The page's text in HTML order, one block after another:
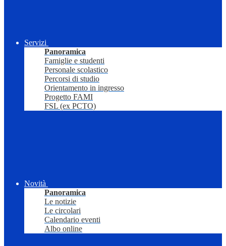
Servizi
Panoramica
Famiglie e studenti
Personale scolastico
Percorsi di studio
Orientamento in ingresso
Progetto FAMI
FSL (ex PCTO)
Novità
Panoramica
Le notizie
Le circolari
Calendario eventi
Albo online